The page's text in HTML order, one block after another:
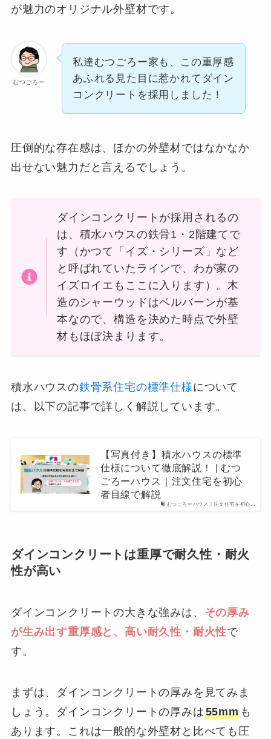
が魅力のオリジナル外壁材です。
むつごろー
私達むつごろー家も、この重厚感
あふれる見た目に惹かれてダイン
コンクリートを採用しました！
圧倒的な存在感は、ほかの外壁材ではなかなか
出せない魅力だと言えるでしょう。
ダインコンクリートが採用されるの
は、積水ハウスの鉄骨1・2階建てで
す（かつて「イズ・シリーズ」など
と呼ばれていたラインで、わが家の
イズロイエもここに入ります）。木
造のシャーウッドはベルバーンが基
本なので、構造を決めた時点で外壁
材もほぼ決まります。
積水ハウスの鉄骨系住宅の標準仕様について
は、以下の記事で詳しく解説しています。
むつごろーハウス｜注文住宅を初心…
【写真付き】積水ハウスの標準
仕様について徹底解説！ | むつ
ごろーハウス｜注文住宅を初心
者目線で解説
ダインコンクリートは重厚で耐久性・耐火
性が高い
ダインコンクリートの大きな強みは、 その厚み
が生み出す重厚感と、高い耐久性・耐火性で
す。
まずは、ダインコンクリートの厚みを見てみま
しょう。ダインコンクリートの厚みは55mmも
あります。これは一般的な外壁材と比べても圧